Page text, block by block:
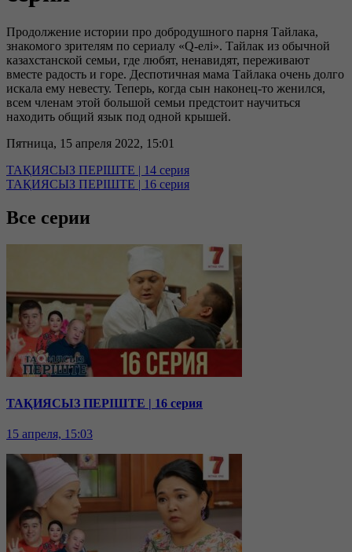
Продолжение истории про добродушного парня Тайлака,
знакомого зрителям по сериалу «Q-елі». Тайлак из обычной
казахстанской семьи, где любят, ненавидят, переживают
вместе радость и горе. Деспотичная мама Тайлака очень долго
искала ему невесту. Теперь, когда сын наконец-то женился,
всем членам этой большой семьи предстоит научиться
находить общий язык под одной крышей.
Пятница, 15 апреля 2022, 15:01
ТАҚИЯСЫЗ ПЕРІШТЕ | 14 серия
ТАҚИЯСЫЗ ПЕРІШТЕ | 16 серия
Все серии
ТАҚИЯСЫЗ ПЕРІШТЕ | 16 серия
15 апреля, 15:03